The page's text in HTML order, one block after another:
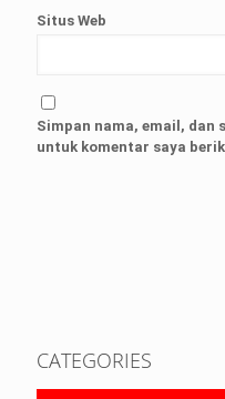
Situs Web
Simpan nama, email, dan
untuk komentar saya
CATEGORIES